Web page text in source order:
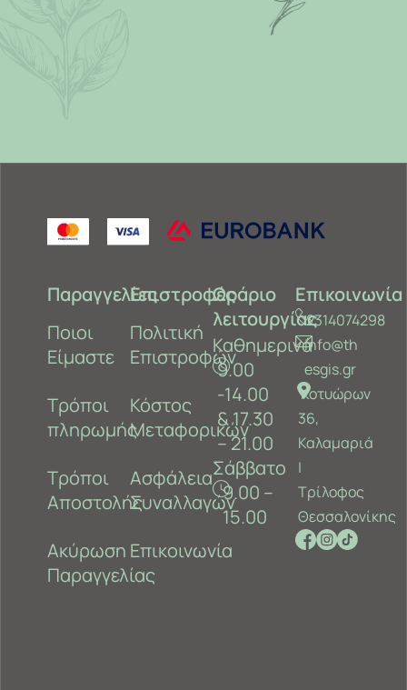
Παραγγελίες
Ποιοι
Είμαστε
Τρόποι
πληρωμής
Τρόποι
Αποστολής
Ακύρωση
Παραγγελίας
Επιστροφές
Πολιτική
Επιστροφών
Κόστος
Μεταφορικών
Ασφάλεια
Συναλλαγών
Επικοινωνία
Ωράριο
λειτουργίας
Καθημερινά
9.00
-14.00
& 17.30
– 21.00
Σάββατο
9.00 –
15.00
Επικοινωνία
2314074298
info@th
esgis.gr
Κοτυώρων
36,
Καλαμαριά
‎|
Τρίλοφος
Θεσσαλονίκης